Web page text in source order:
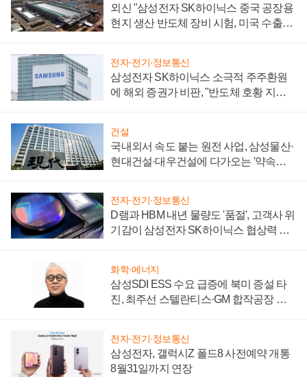
외신 "삼성전자 SK하이닉스 중국 공장용
현지 생산 반도체 장비 시험, 미국 수출통
전자·전기·정보통신
삼성전자 SK하이닉스 소극적 주주환원
에 해외 증권가 비판, "반도체 호황 지속
건설
국내외서 속도 붙는 원전 사업, 삼성물산·
현대건설·대우건설에 다가오는 '약속의
전자·전기·정보통신
D램과 HBM 내년 물량도 '품절', 고객사 위
기감이 삼성전자 SK하이닉스 협상력 더
화학·에너지
삼성SDI ESS 수요 급증에 북미 증설 타
진, 최주선 스텔란티스·GM 합작공장 건
전자·전기·정보통신
삼성전자, 갤럭시Z 폴드8 사전예약 개통
8월31일까지 연장